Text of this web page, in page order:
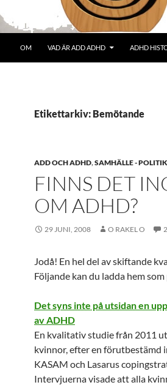
OM VAD ÄR ADD ADHD ADHD
Etikettarkiv: Bemötande
ADD OCH ADHD,SAMHÄLLE - POLITIK
FINNS DET
OM ADHD?
29 JUNI, 2008 O RAKEL O
Jodå! En hel del av skiftande
Följande kan du ladda hem
Det syns inte på utsidan en
av ADHD
En kvalitativ studie från 2011
kvinnor, efter en förutbestämd
KASAM och Lasarus
Intervjuerna visade att alla